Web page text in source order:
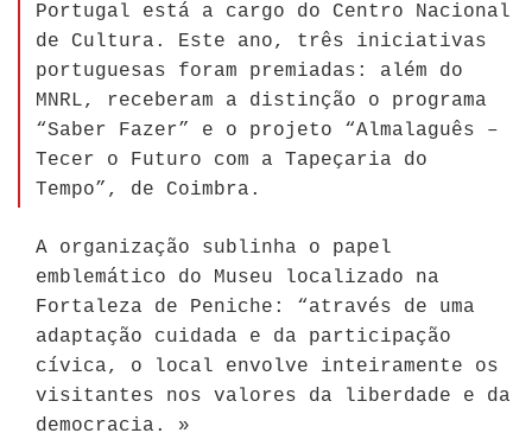
Portugal está a cargo do Centro Nacional
de Cultura. Este ano, três iniciativas
portuguesas foram premiadas: além do
MNRL, receberam a distinção o programa
“Saber Fazer” e o projeto “Almalaguês –
Tecer o Futuro com a Tapeçaria do
Tempo”, de Coimbra.
A organização sublinha o papel
emblemático do Museu localizado na
Fortaleza de Peniche: “através de uma
adaptação cuidada e da participação
cívica, o local envolve inteiramente os
visitantes nos valores da liberdade e da
democracia. »